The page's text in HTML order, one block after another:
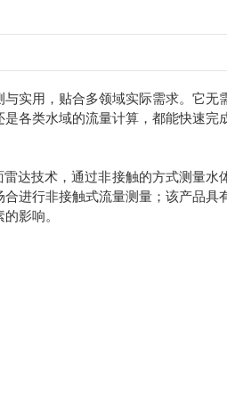
实用，贴合多领域实际需求。它无
各类水域的流量计算，都能快速完
达技术，通过非接触的方式测量水
进行非接触式流量测量；该产品具
影响。